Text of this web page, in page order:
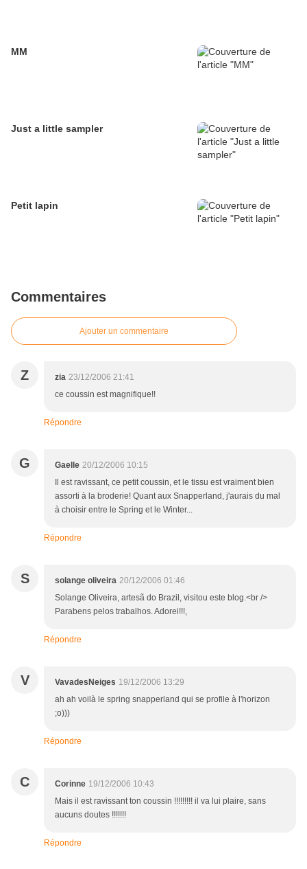
MM
Just a little sampler
Petit lapin
Commentaires
Ajouter un commentaire
Z zia 23/12/2006 21:41
ce coussin est magnifique!!
Répondre
G Gaelle 20/12/2006 10:15
Il est ravissant, ce petit coussin, et le tissu est vraiment bien
assorti à la broderie! Quant aux Snapperland, j'aurais du mal
à choisir entre le Spring et le Winter...
Répondre
S solange oliveira 20/12/2006 01:46
Solange Oliveira, artesã do Brazil, visitou este blog.<br />
Parabens pelos trabalhos. Adorei!!!,
Répondre
V VavadesNeiges 19/12/2006 13:29
ah ah voilà le spring snapperland qui se profile à l'horizon
;o)))
Répondre
C Corinne 19/12/2006 10:43
Mais il est ravissant ton coussin !!!!!!!!! il va lui plaire, sans
aucuns doutes !!!!!!!
Répondre